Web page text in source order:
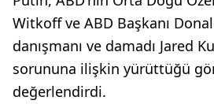
Witkoff ve ABD Başkanı
danışmanı ve damadı Jared
sorununa ilişkin yürüttüğü
değerlendirdi.